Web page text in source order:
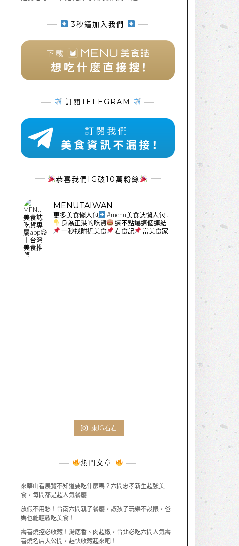
3秒鐘加入我們
訂閱TELEGRAM
恭喜我們IG破10萬粉絲
MENUTAIWAN
更多美食懶人包 #menu美食誌懶人包 .
身為正港的吃貨
還不點爆這個連結
一秒找附近美食
看食記 當美食家
來IG看看
熱門文章
來華山看展覽不知道要吃什麼嗎？六間忠孝新生超強美
食，每間都是超人氣餐廳
放假不用愁！台南六間親子餐廳，讓孩子玩樂不設限，爸
媽也能輕鬆吃美食！
壽喜燒控必收藏！湯底香、肉超嫩，台北必吃六間人氣壽
喜燒名店大公開，趕快收藏起來吧！